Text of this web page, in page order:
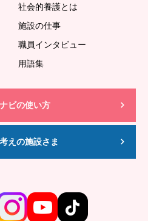
社会的養護とは
施設の仕事
職員インタビュー
用語集
ビの使い方
えの施設さま